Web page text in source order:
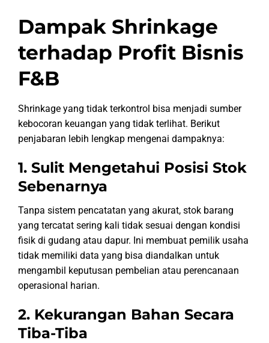
Dampak Shrinkage
terhadap Profit Bisnis
F&B
Shrinkage yang tidak terkontrol bisa menjadi sumber
kebocoran keuangan yang tidak terlihat. Berikut
penjabaran lebih lengkap mengenai dampaknya:
1. Sulit Mengetahui Posisi Stok
Sebenarnya
Tanpa sistem pencatatan yang akurat, stok barang
yang tercatat sering kali tidak sesuai dengan kondisi
fisik di gudang atau dapur. Ini membuat pemilik usaha
tidak memiliki data yang bisa diandalkan untuk
mengambil keputusan pembelian atau perencanaan
operasional harian.
2. Kekurangan Bahan Secara
Tiba-Tiba